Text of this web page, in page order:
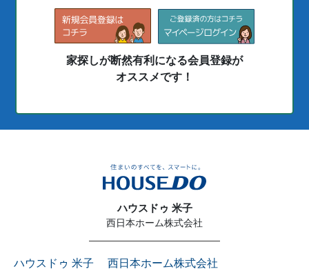
家探しが断然有利になる会員登録が
オススメです！
ハウスドゥ 米子
西日本ホーム株式会社
ハウスドゥ 米子 西日本ホーム株式会社